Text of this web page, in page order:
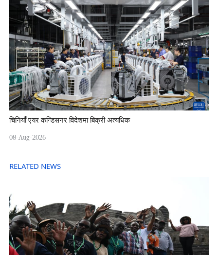
चिनियाँ एयर कन्डिसनर विदेशमा बिक्री अत्यधिक
08-Aug-2026
RELATED NEWS